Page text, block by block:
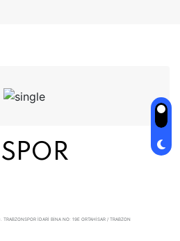
İDARİ BİNA NO: 19E ORTAHİSAR / TRABZON